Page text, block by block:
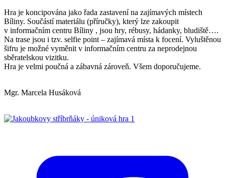
Hra je koncipována jako řada zastavení na zajímavých místech
Bíliny. Součástí materiálu (příručky), který lze zakoupit
v informačním centru Bíliny , jsou hry, rébusy, hádanky, bludiště….
Na trase jsou i tzv. selfie point – zajímavá místa k focení. Vyluštěnou
šifru je možné vyměnit v informačním centru za neprodejnou
sběratelskou vizitku.
Hra je velmi poučná a zábavná zároveň. Všem doporučujeme.
Mgr. Marcela Husáková